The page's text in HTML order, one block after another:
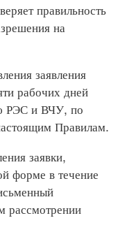
правильность
на
заявления
рабочих дней
РЭС и ВЧУ, по
Правилам.
заявки,
форме в течение
рассмотрении